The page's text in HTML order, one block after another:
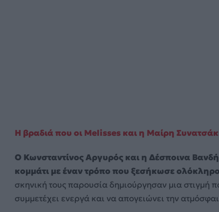
Η βραδιά που οι Melisses και η Μαίρη
Ο Κωνσταντίνος Αργυρός και η Δέσποινα
κομμάτι με έναν τρόπο που ξεσήκωσε
σκηνική τους παρουσία δημιούργησαν μια
συμμετέχει ενεργά και να απογειώνει την